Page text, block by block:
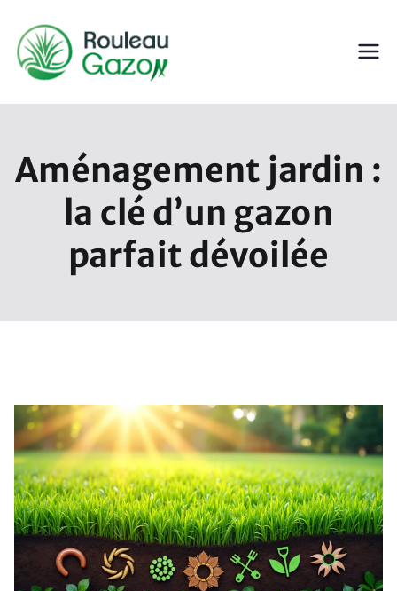
contenu
Aménagement jardin :
la clé d’un gazon
parfait dévoilée